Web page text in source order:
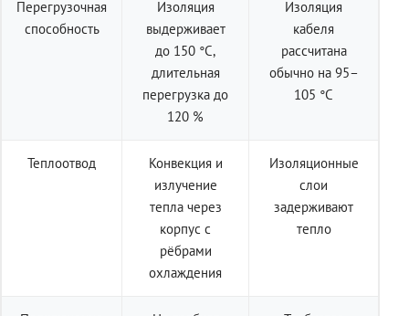
Перегрузочная
способность
Изоляция
выдерживает
до 150 °C,
длительная
перегрузка до
120 %
Изоляция
кабеля
рассчитана
обычно на 95–
105 °C
Теплоотвод
Конвекция и
излучение
тепла через
корпус с
рёбрами
охлаждения
Изоляционные
слои
задерживают
тепло